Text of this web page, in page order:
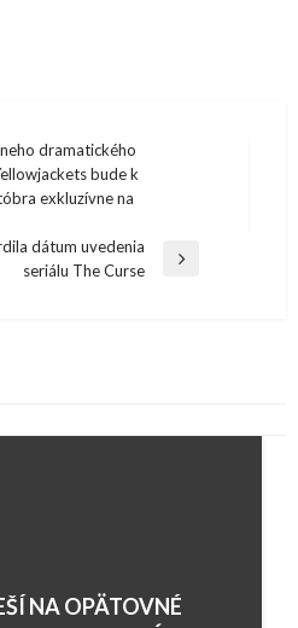
dramatického
bude k
exkluzívne na
dátum uvedenia
seriálu The Curse
NA OPÄTOVNÉ